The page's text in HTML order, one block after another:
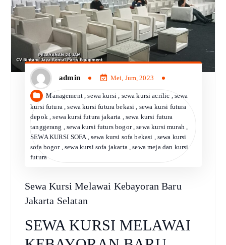
admin Mei, Jum, 2023
Management,sewa kursi sewa kursi acrilic
sewa
kursi futura,sewa kursi futura bekasi , sewa kursi futura
depok,sewa kursi futura jakarta , sewa kursi futura
tanggerang ,sewa kursi futurs bogor,sewa kursi murah,
SEWA KURSI SOFA, sewa kursi sofa bekasi , sewa kursi
sofa bogor,sewa kursi sofa jakarta,sewa meja dan kursi
futura
Sewa Kursi Melawai Kebayoran Baru
Jakarta Selatan
SEWA KURSI MELAWAI